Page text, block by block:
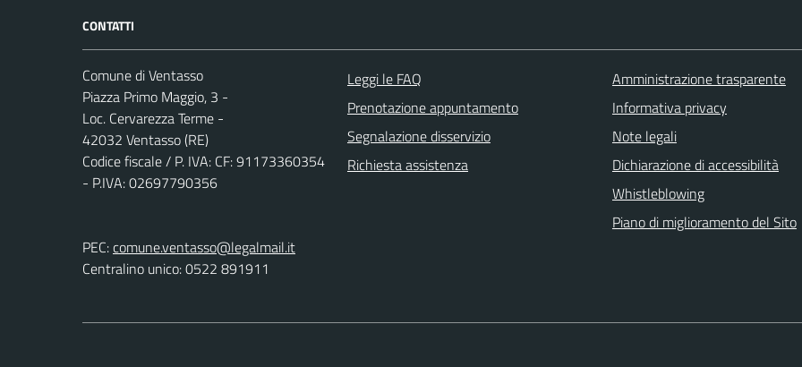
CONTATTI
Comune di Ventasso
Piazza Primo Maggio, 3 -
Loc. Cervarezza Terme -
42032 Ventasso (RE)
Codice fiscale / P. IVA: CF: 91173360354
- P.IVA: 02697790356
PEC:comune.ventasso@legalmail.it
Centralino unico: 0522 891911
Leggi le FAQ
Prenotazione appuntamento
Segnalazione disservizio
Richiesta assistenza
Amministrazione trasparente
Informativa privacy
Note legali
Dichiarazione di accessibilità
Whistleblowing
Piano di miglioramento del Sito